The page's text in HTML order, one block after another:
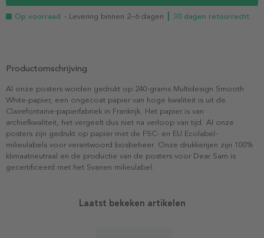
Op voorraad - Levering binnen 2–6 dagen ┃ 30 dagen retourrecht
Productomschrijving
Al onze posters worden gedrukt op 240-grams Multidesign Smooth
White-papier, een ongecoat papier van hoge kwaliteit is uit de
Clairefontaine-papierfabriek in Frankrijk. Het papier is van
archiefkwaliteit, het vergeelt dus niet na verloop van tijd. Al onze
posters zijn gedrukt op papier met de FSC- en EU Ecolabel-
milieulabels voor verantwoord bosbeheer. Onze drukkerijen zijn 100%
klimaatneutraal en de productie van de posters voor Dear Sam is
gecertificeerd met het Svanen milieulabel.
Laatst bekeken artikelen